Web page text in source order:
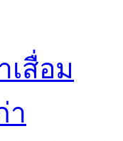
เสื่อม
า